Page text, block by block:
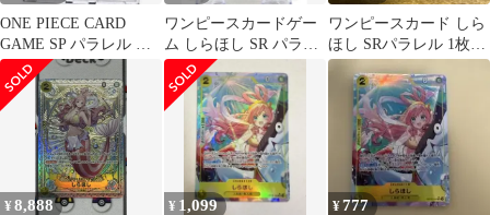
ONE PIECE CARD
GAME SP パラレル し
らほし
ワンピースカードゲー
ム しらほし SR パラレ
ル OP12−102
ワンピースカード しら
ほし SRパラレル 1枚
OP12-102
¥8,888 ¥ 1,099 ¥777